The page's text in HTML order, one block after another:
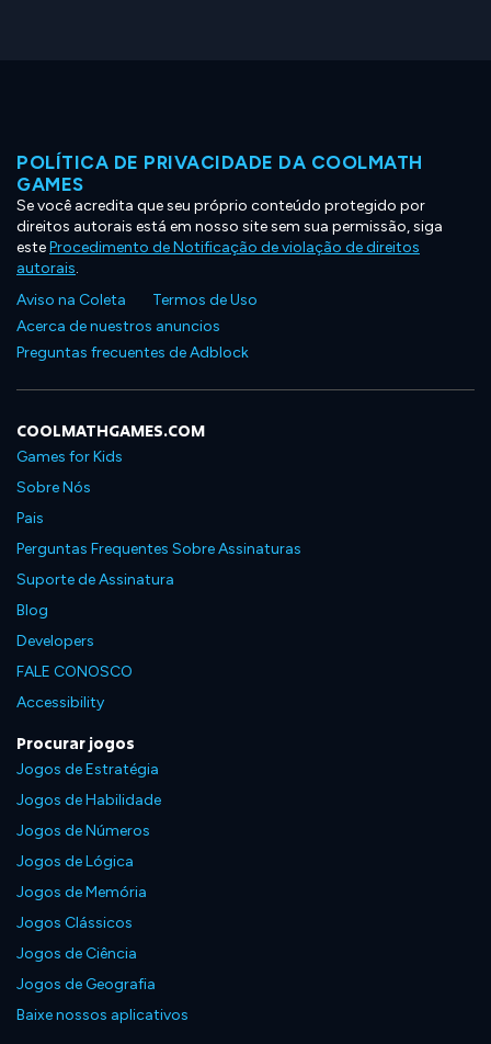
POLÍTICA DE PRIVACIDADE DA COOLMATH
GAMES
Se você acredita que seu próprio conteúdo protegido por
direitos autorais está em nosso site sem sua permissão, siga
esteProcedimento de Notificação de violação de direitos
autorais.
Aviso na Coleta
Termos de Uso
Acerca de nuestros anuncios
Preguntas frecuentes de Adblock
COOLMATHGAMES.COM
Games for Kids
Sobre Nós
Pais
Perguntas Frequentes Sobre Assinaturas
Suporte de Assinatura
Blog
Developers
FALE CONOSCO
Accessibility
Procurar jogos
Jogos de Estratégia
Jogos de Habilidade
Jogos de Números
Jogos de Lógica
Jogos de Memória
Jogos Clássicos
Jogos de Ciência
Jogos de Geografia
Baixe nossos aplicativos